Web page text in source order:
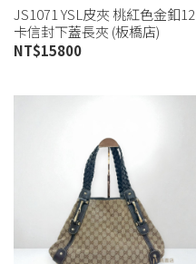
JS1071 YSL皮夾 桃紅色金釦12
卡信封下蓋長夾 (板橋店)
NT$15800